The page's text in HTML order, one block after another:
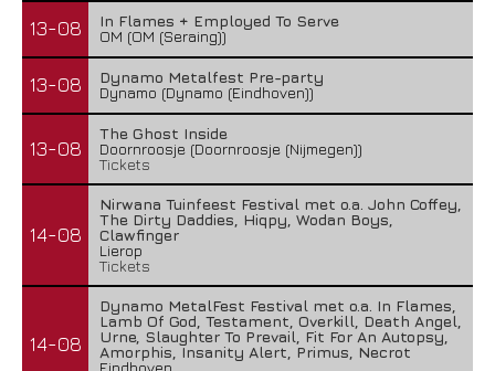
13-08
In Flames + Employed To Serve
OM (OM (Seraing))
13-08
Dynamo Metalfest Pre-party
Dynamo (Dynamo (Eindhoven))
13-08
The Ghost Inside
Doornroosje (Doornroosje (Nijmegen))
Tickets
14-08
Nirwana Tuinfeest Festival met o.a. John Coffey,
The Dirty Daddies, Hiqpy, Wodan Boys,
Clawfinger
Lierop
Tickets
14-08
Dynamo MetalFest Festival met o.a. In Flames,
Lamb Of God, Testament, Overkill, Death Angel,
Urne, Slaughter To Prevail, Fit For An Autopsy,
Amorphis, Insanity Alert, Primus, Necrot
Eindhoven